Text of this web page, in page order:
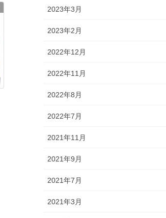
2023年3月
2023年2月
2022年12月
2022年11月
2022年8月
2022年7月
2021年11月
2021年9月
2021年7月
2021年3月